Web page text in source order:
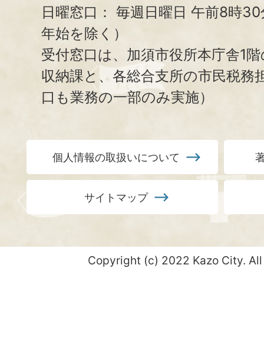
日曜窓口： 毎週日曜日 午前8時
年始を除く）
受付窓口は、加須市役所本庁舎1
収納課と、 各総合支所の市民税務
口も業務の一部のみ実施）
個人情報の取扱いについて
サイトマップ
Copyright (c) 2022 Kazo City.